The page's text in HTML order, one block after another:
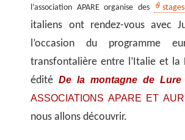
l’association APARE organise des
italiens ont rendez-vous avec
l’occasion du programme
transfontalière entre l’Italie et la
éditéDe la montagne de
ASSOCIATIONS APARE ET
nous allons découvrir.